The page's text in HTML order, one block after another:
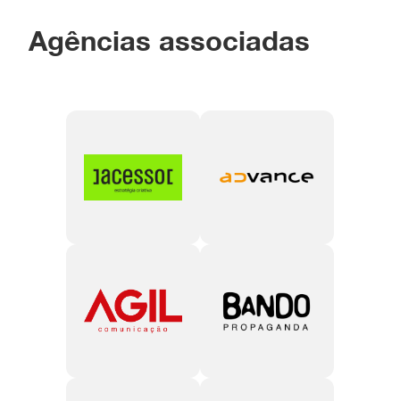
Agências associadas